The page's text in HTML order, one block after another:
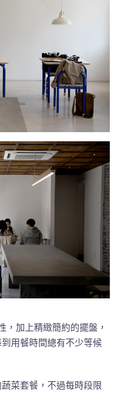
，加上精緻簡約的擺盤，
用餐時間總有不少等候
菜套餐，不過每時段限